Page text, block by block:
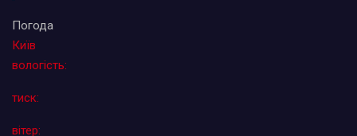
Погода
Київ
вологість:
тиск:
вітер: